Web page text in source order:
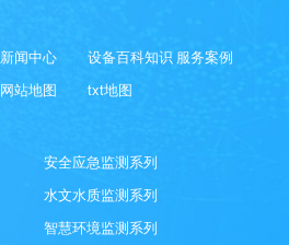
新闻中心 设备百科知识 服务案例
网站地图 txt地图
安全应急监测系列
水文水质监测系列
智慧环境监测系列